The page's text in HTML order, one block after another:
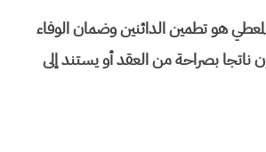
هو تطمين الدائنين وضمان الوفاء
ناتجا بصراحة من العقد أو يستند إلى